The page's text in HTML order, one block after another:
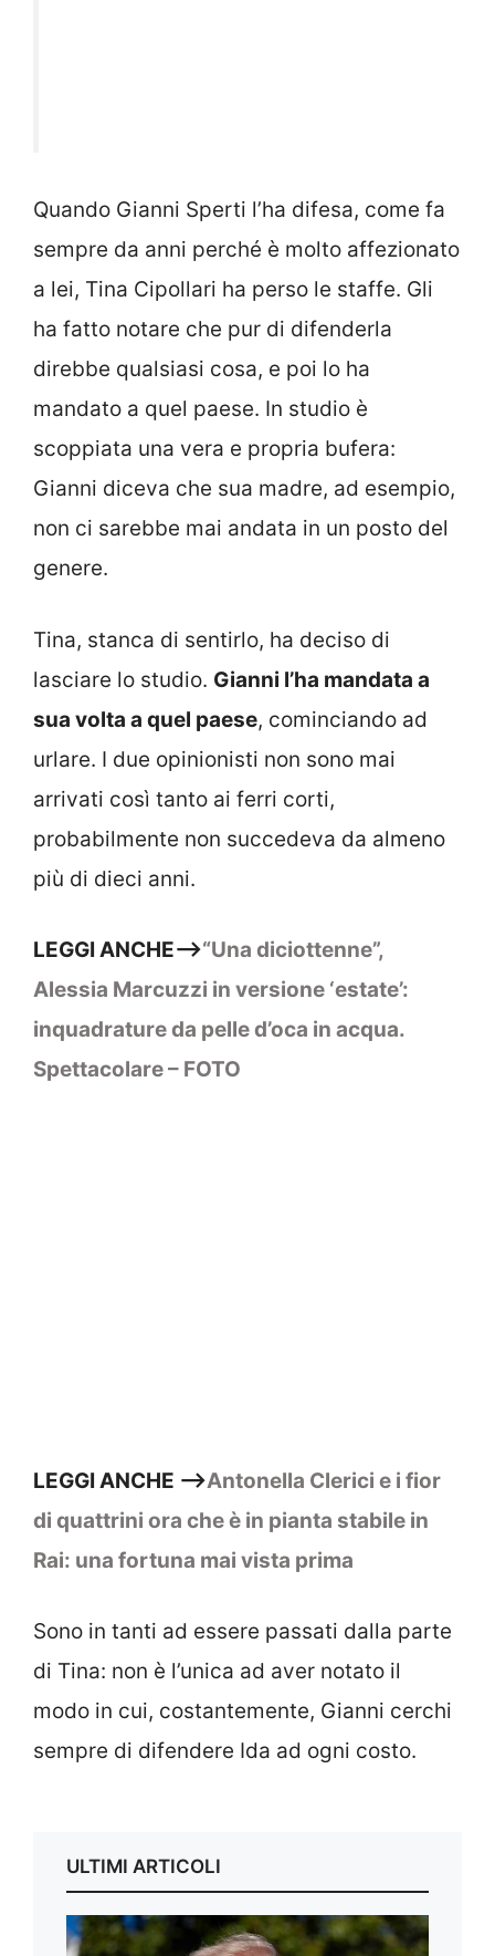
Quando Gianni Sperti l’ha difesa, come fa
sempre da anni perché è molto affezionato
a lei, Tina Cipollari ha perso le staffe. Gli
ha fatto notare che pur di difenderla
direbbe qualsiasi cosa, e poi lo ha
mandato a quel paese. In studio è
scoppiata una vera e propria bufera:
Gianni diceva che sua madre, ad esempio,
non ci sarebbe mai andata in un posto del
genere.
Tina, stanca di sentirlo, ha deciso di
lasciare lo studio. Gianni l’ha mandata a
sua volta a quel paese, cominciando ad
urlare. I due opinionisti non sono mai
arrivati così tanto ai ferri corti,
probabilmente non succedeva da almeno
più di dieci anni.
LEGGI ANCHE–>“Una diciottenne”,
Alessia Marcuzzi in versione ‘estate’:
inquadrature da pelle d’oca in acqua.
Spettacolare – FOTO
LEGGI ANCHE –>Antonella Clerici e i fior
di quattrini ora che è in pianta stabile in
Rai: una fortuna mai vista prima
Sono in tanti ad essere passati dalla parte
di Tina: non è l’unica ad aver notato il
modo in cui, costantemente, Gianni cerchi
sempre di difendere Ida ad ogni costo.
ULTIMI ARTICOLI